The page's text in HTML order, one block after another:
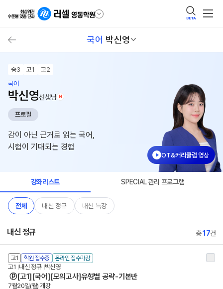
BETA
국어 박신영
중3 고1
고2
국어
박신영선생님 N
프로필
감이 아닌 근거로 읽는 국어,
시험이 기대되는 경험
OT&커리큘럼 영상
강좌리스트 SPECIAL 관리 프로그램
전체 내신 정규 내신 특강
내신 정규 총17건
고1 학원 접수중 온라인 접수마감
고1 내신 정규 박신영
ⓟ[고1][국어][모의고사]유형별 공략-기본반
7월20일(월) 개강